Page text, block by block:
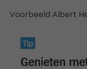
Voorbeeld Albert